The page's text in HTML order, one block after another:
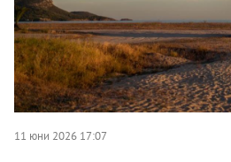
11 юни 2026 17:07